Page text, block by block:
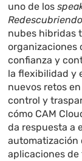
uno de los
nubes hibridas
organizaciones
confianza y
la flexibilidad y
nuevos retos
control y
cómo CAM
da respuesta a
automatización
aplicaciones